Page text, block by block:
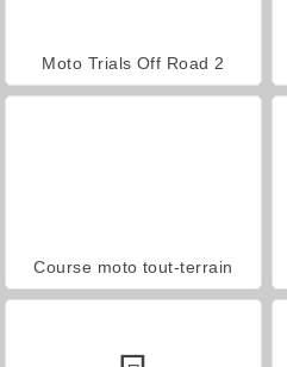
Moto Trials Off Road 2
Course moto tout-terrain